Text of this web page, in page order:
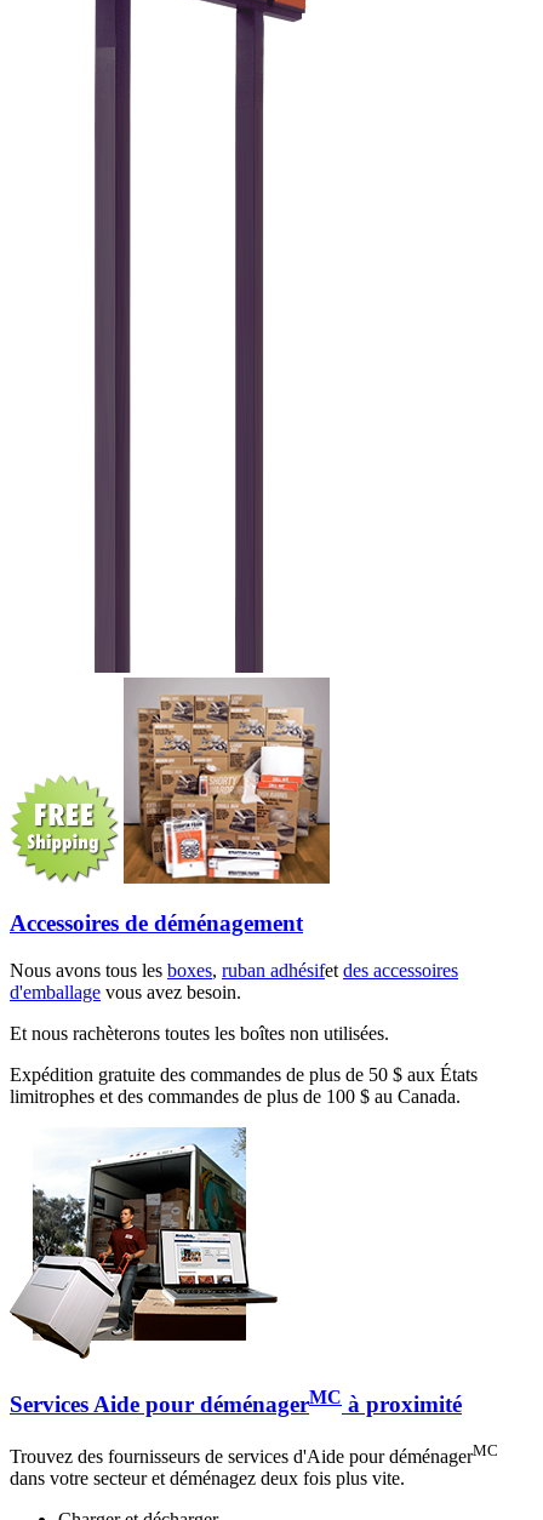
Accessoires de déménagement
Nous avons tous les boxes, ruban adhésifet des accessoires
d'emballage vous avez besoin.
Et nous rachèterons toutes les boîtes non utilisées.
Expédition gratuite des commandes de plus de 50 $ aux États
limitrophes et des commandes de plus de 100 $ au Canada.
Services Aide pour déménagerMC à proximité
Trouvez des fournisseurs de services d'Aide pour déménagerMC
dans votre secteur et déménagez deux fois plus vite.